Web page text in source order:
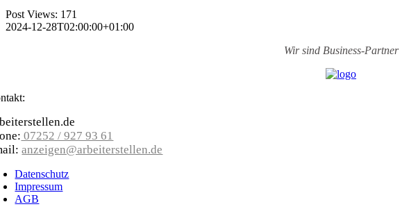
Post Views: 171
2024-12-28T02:00:00+01:00
Wir sind Business-Partner
07252 / 927 93 61
anzeigen@arbeiterstellen.de
Datenschutz
Impressum
AGB